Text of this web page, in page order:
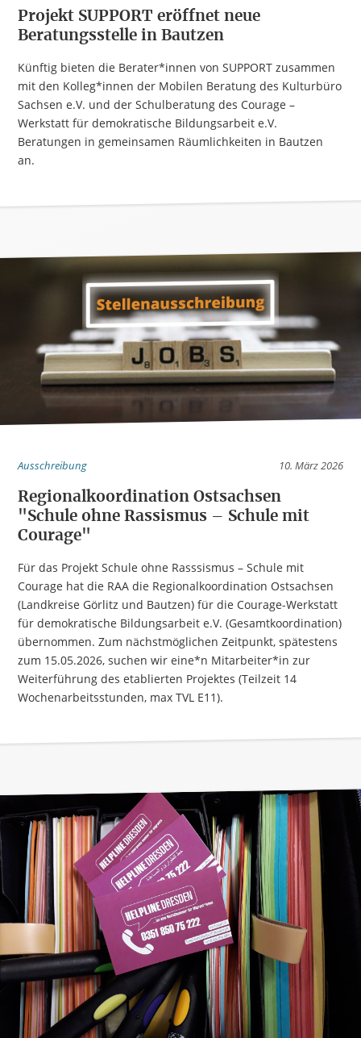
Projekt SUPPORT eröffnet neue
Beratungsstelle in Bautzen
Künftig bieten die Berater*innen von SUPPORT zusammen
mit den Kolleg*innen der Mobilen Beratung des Kulturbüro
Sachsen e.V. und der Schulberatung des Courage –
Werkstatt für demokratische Bildungsarbeit e.V.
Beratungen in gemeinsamen Räumlichkeiten in Bautzen
an.
Ausschreibung 10. März 2026
Regionalkoordination Ostsachsen
"Schule ohne Rassismus – Schule mit
Courage"
Für das Projekt Schule ohne Rasssismus – Schule mit
Courage hat die RAA die Regionalkoordination Ostsachsen
(Landkreise Görlitz und Bautzen) für die Courage-Werkstatt
für demokratische Bildungsarbeit e.V. (Gesamtkoordination)
übernommen. Zum nächstmöglichen Zeitpunkt, spätestens
zum 15.05.2026, suchen wir eine*n Mitarbeiter*in zur
Weiterführung des etablierten Projektes (Teilzeit 14
Wochenarbeitsstunden, max TVL E11).